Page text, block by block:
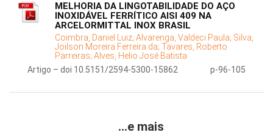
MELHORIA DA LINGOTABILIDADE DO AÇO
INOXIDÁVEL FERRÍTICO AISI 409 NA
ARCELORMITTAL INOX BRASIL
Coimbra, Daniel Luiz; Alvarenga, Valdeci Paula; Silva,
Joilson Moreira Ferreira da; Tavares, Roberto
Parreiras; Alves, Helio José Batista
Artigo – doi 10.5151/2594-5300-15862
p-96-105
...e mais